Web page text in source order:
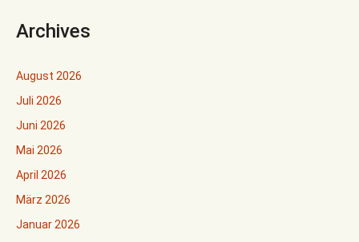
Archives
August 2026
Juli 2026
Juni 2026
Mai 2026
April 2026
März 2026
Januar 2026